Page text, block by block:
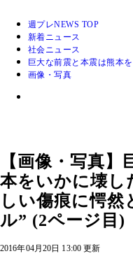
週プレNEWS TOP
新着ニュース
社会ニュース
巨大な前震と本震は熊本
画像・写真
【画像・写真
本をいかに壊
しい傷痕に愕然
ル” (2ページ目)
2016年04月20日 13:00 更新